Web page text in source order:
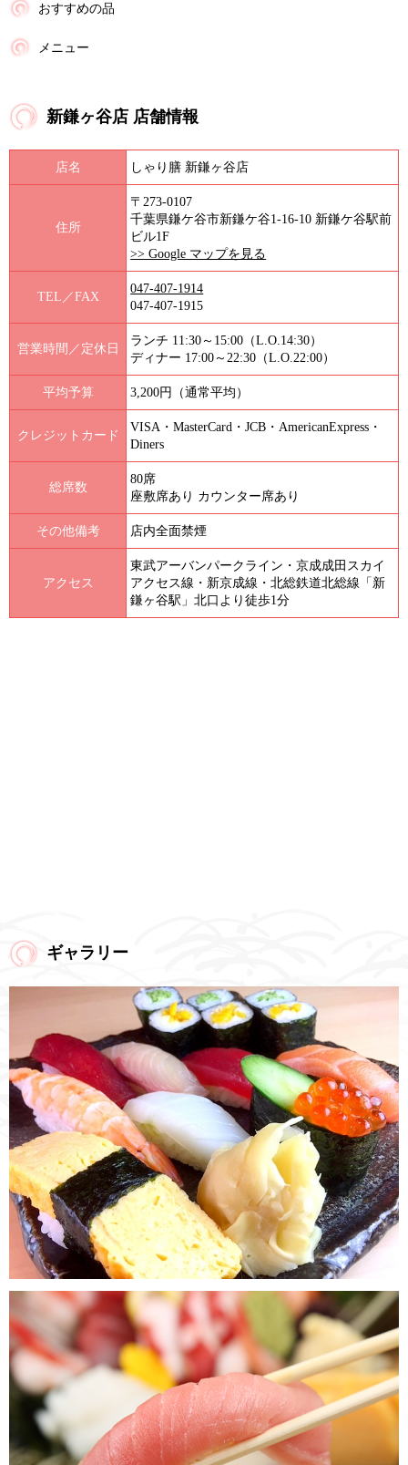
おすすめの品
メニュー
新鎌ヶ谷店 店舗情報
店名 しゃり膳 新鎌ヶ谷店
住所
〒273-0107
千葉県鎌ケ谷市新鎌ケ谷1-16-10 新鎌ケ谷駅前
ビル1F
>> Google マップを見る
TEL／FAX
047-407-1914
047-407-1915
営業時間／定休日
ランチ 11:30～15:00（L.O.14:30）
ディナー 17:00～22:30（L.O.22:00）
平均予算 3,200円（通常平均）
クレジットカード
VISA・MasterCard・JCB・AmericanExpress・
Diners
総席数
80席
座敷席あり カウンター席あり
その他備考 店内全面禁煙
アクセス
東武アーバンパークライン・京成成田スカイ
アクセス線・新京成線・北総鉄道北総線「新
鎌ヶ谷駅」北口より徒歩1分
ギャラリー